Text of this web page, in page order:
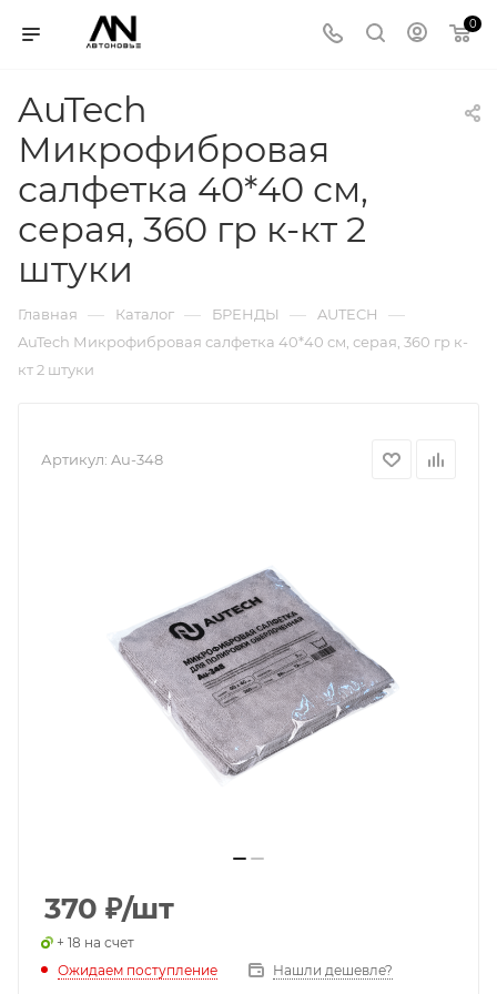
0
AuTech
Микрофибровая
салфетка 40*40 см,
серая, 360 гр к-кт 2
штуки
Главная — Каталог — БРЕНДЫ — AUTECH —
AuTech Микрофибровая салфетка 40*40 см, серая, 360 гр к-
кт 2 штуки
Артикул: Au-348
370 ₽/шт
+ 18 на счет
Ожидаем поступление
Нашли дешевле?